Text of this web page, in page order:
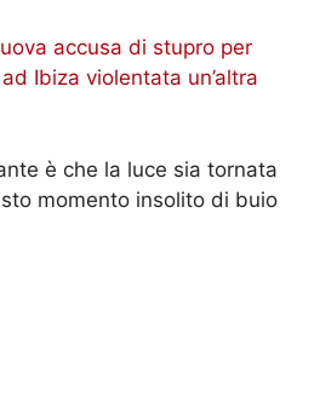
accusa di stupro per
Ibiza violentata un’altra
è che la luce sia tornata
momento insolito di buio